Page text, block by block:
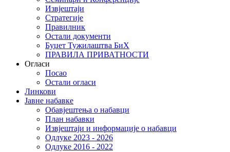
Извјештаји
Стратегије
Правилник
Остали документи
Буџет Тужилаштва БиХ
ПРАВИЛА ПРИВАТНОСТИ
Огласи
Посао
Остали огласи
Линкови
Јавне набавке
Обавјештења о набавци
План набавки
Извјештаји и информације о набавци
Одлуке 2023 - 2026
Одлуке 2016 - 2022